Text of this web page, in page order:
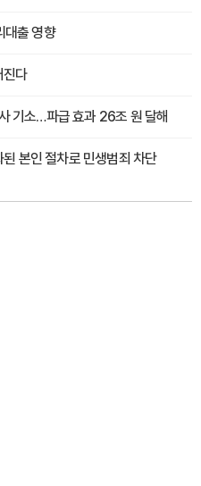
대출 영향
진다
기소…파급 효과 26조 원 달해
본인 절차로 민생범죄 차단